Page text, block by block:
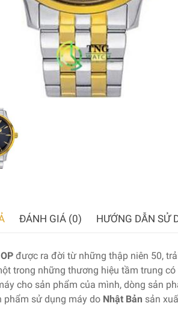
ĐÁNH GIÁ (0) HƯỚNG DẪN SỬ
được ra đời từ những thập niên 50,
trong những thương hiệu tầm trung
cho sản phẩm của mình, dòng sản
phẩm sử dụng máy do Nhật Bản sản